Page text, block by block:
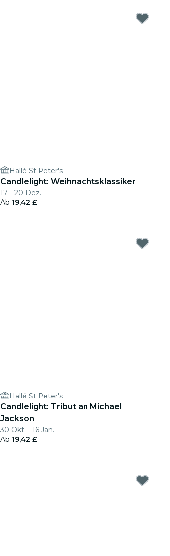
Hallé St Peter's
Candlelight: Weihnachtsklassiker
17 - 20 Dez.
Ab 19,42 £
Hallé St Peter's
Candlelight: Tribut an Michael
Jackson
30 Okt. - 16 Jan.
Ab 19,42 £